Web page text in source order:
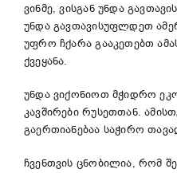
ვინმე, ვისგან უნდა
უნდა გავთავისუფლდეთ
უფრო ჩქარა გააკეთებთ
ქვეყანა.
უნდა ვიქონიოთ მჭიდრო
კავშირები რუსეთთან.
გაერთიანებაა საჭირო
ჩვენთვის ცნობილია, რომ